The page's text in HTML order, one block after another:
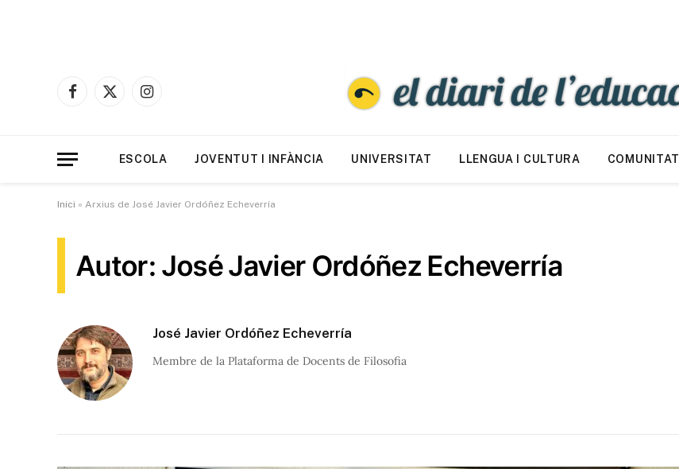
Facebook
X
Instagram
ESCOLA JOVENTUT I INFÀNCIA UNIVERSITAT LLENGUA I CULTURA COMUNITAT
Inici » Arxius de José Javier Ordóñez Echeverría
Autor: José Javier Ordóñez Echeverría
José Javier Ordóñez Echeverría
Membre de la Plataforma de Docents de Filosofia